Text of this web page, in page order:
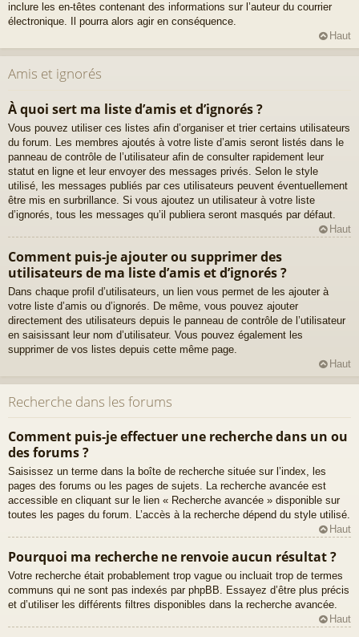
inclure les en-têtes contenant des informations sur l’auteur du courrier
électronique. Il pourra alors agir en conséquence.
Haut
Amis et ignorés
À quoi sert ma liste d’amis et d’ignorés ?
Vous pouvez utiliser ces listes afin d’organiser et trier certains utilisateurs
du forum. Les membres ajoutés à votre liste d’amis seront listés dans le
panneau de contrôle de l’utilisateur afin de consulter rapidement leur
statut en ligne et leur envoyer des messages privés. Selon le style
utilisé, les messages publiés par ces utilisateurs peuvent éventuellement
être mis en surbrillance. Si vous ajoutez un utilisateur à votre liste
d’ignorés, tous les messages qu’il publiera seront masqués par défaut.
Haut
Comment puis-je ajouter ou supprimer des
utilisateurs de ma liste d’amis et d’ignorés ?
Dans chaque profil d’utilisateurs, un lien vous permet de les ajouter à
votre liste d’amis ou d’ignorés. De même, vous pouvez ajouter
directement des utilisateurs depuis le panneau de contrôle de l’utilisateur
en saisissant leur nom d’utilisateur. Vous pouvez également les
supprimer de vos listes depuis cette même page.
Haut
Recherche dans les forums
Comment puis-je effectuer une recherche dans un ou
des forums ?
Saisissez un terme dans la boîte de recherche située sur l’index, les
pages des forums ou les pages de sujets. La recherche avancée est
accessible en cliquant sur le lien « Recherche avancée » disponible sur
toutes les pages du forum. L’accès à la recherche dépend du style utilisé.
Haut
Pourquoi ma recherche ne renvoie aucun résultat ?
Votre recherche était probablement trop vague ou incluait trop de termes
communs qui ne sont pas indexés par phpBB. Essayez d’être plus précis
et d’utiliser les différents filtres disponibles dans la recherche avancée.
Haut